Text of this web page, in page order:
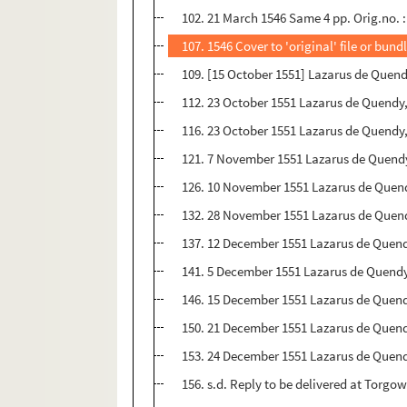
102. 21 March 1546 Same 4 pp.
107. 1546 Cover to 'original' file or
109. [15 October 1551] Lazarus de
112. 23 October 1551 Lazarus de
116. 23 October 1551 Lazarus de
121. 7 November 1551 Lazarus de
126. 10 November 1551 Lazarus de
132. 28 November 1551 Lazarus de
137. 12 December 1551 Lazarus de
141. 5 December 1551 Lazarus de
146. 15 December 1551 Lazarus de
150. 21 December 1551 Lazarus de
153. 24 December 1551 Lazarus de
156. s.d. Reply to be delivered at